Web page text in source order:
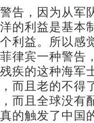
，因为从军
的利益是基本
利益。所以感
律宾一种警告
疾的这种海军
而且老的不得
而且全球没有
的触发了中国